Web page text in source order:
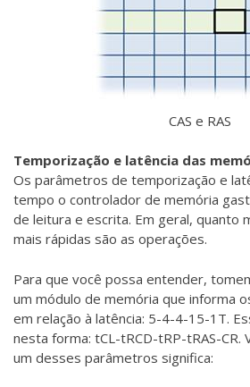
CAS e RAS
Temporização e latência das
Os parâmetros de temporização e
tempo o controlador de memória
de leitura e escrita. Em geral, quanto
mais rápidas são as operações.
Para que você possa entender,
um módulo de memória que informa
em relação à latência: 5-4-4-15-1T.
nesta forma: tCL-tRCD-tRP-tRAS-CR.
um desses parâmetros significa: